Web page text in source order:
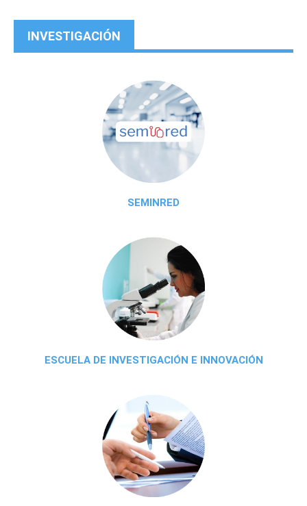
INVESTIGACIÓN
SEMINRED
ESCUELA DE INVESTIGACIÓN E INNOVACIÓN